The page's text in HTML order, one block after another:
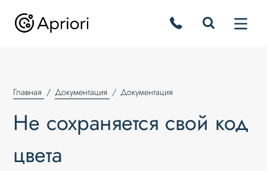
Главная Документация Документация
Не сохраняется свой код
цвета